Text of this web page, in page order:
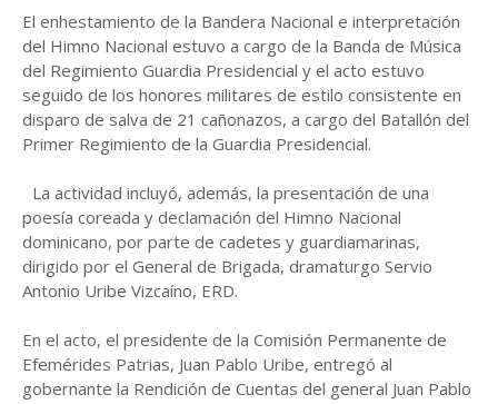
El enhestamiento de la Bandera Nacional e interpretación
del Himno Nacional estuvo a cargo de la Banda de Música
del Regimiento Guardia Presidencial y el acto estuvo
seguido de los honores militares de estilo consistente en
disparo de salva de 21 cañonazos, a cargo del Batallón del
Primer Regimiento de la Guardia Presidencial.
La actividad incluyó, además, la presentación de una
poesía coreada y declamación del Himno Nacional
dominicano, por parte de cadetes y guardiamarinas,
dirigido por el General de Brigada, dramaturgo Servio
Antonio Uribe Vizcaíno, ERD.
En el acto, el presidente de la Comisión Permanente de
Efemérides Patrias, Juan Pablo Uribe, entregó al
gobernante la Rendición de Cuentas del general Juan Pablo